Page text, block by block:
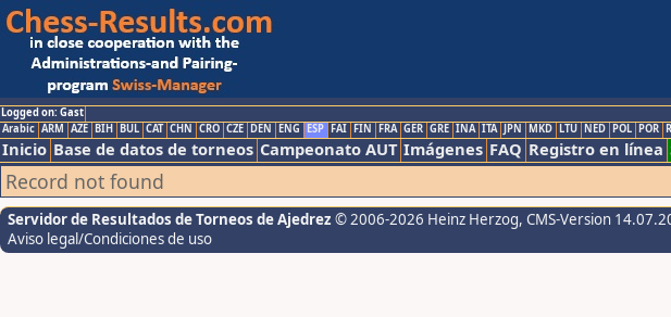
Logged on: Gast
Arabic ARM AZE BIH BUL CAT CHN CRO CZE DEN ENG ESP FAI FIN FRA GER GRE INA ITA JPN MKD LTU NED POL POR
Inicio Base de datos de torneos Campeonato AUT Imágenes FAQ Registro en línea
Record not found
Servidor de Resultados de Torneos de Ajedrez © 2006-2026 Heinz Herzog, CMS-Version
Aviso legal/Condiciones de uso